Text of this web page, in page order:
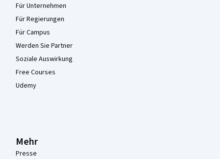
Für Unternehmen
Für Regierungen
Für Campus
Werden Sie Partner
Soziale Auswirkung
Free Courses
Udemy
Mehr
Presse